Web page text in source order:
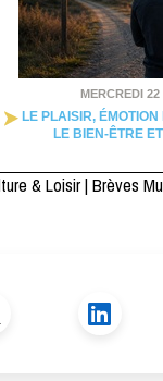
MERCREDI
LE PLAISIR, ÉMOTION
LE BIEN-ÊTRE
& Loisir |Brèves